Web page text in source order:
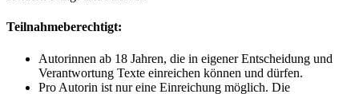
Teilnahmeberechtigt:
Autorinnen ab 18 Jahren, die in eigener Entscheidung und
Verantwortung Texte einreichen können und dürfen.
Pro Autorin ist nur eine Einreichung möglich. Die